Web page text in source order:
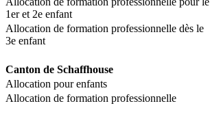
1er et 2e enfant
Allocation de formation professionnelle dès le
3e enfant
Canton de Schaffhouse
Allocation pour enfants
Allocation de formation professionnelle